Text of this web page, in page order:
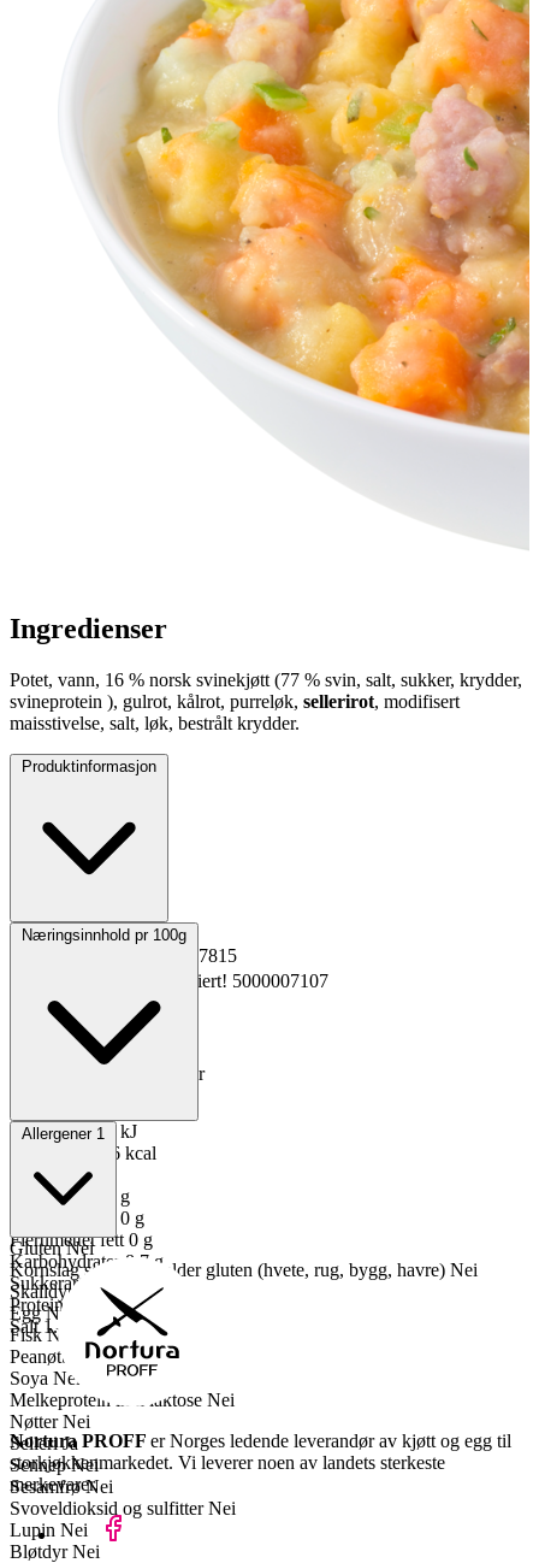
Ingredienser
Potet, vann, 16 % norsk svinekjøtt (77 % svin, salt, sukker, krydder,
svineprotein ), gulrot, kålrot, purreløk, sellerirot, modifisert
maisstivelse, salt, løk, bestrålt krydder.
Produktinformasjon
Opprinnelsesland Norge
5397815
Kopiert! 5000007107
GTIN
Kopiert!
Vekt pakning
2x2,5 kg
Oppbevaring 0 til 4°C
40 dager
Næringsinnhold pr 100g
Energi kJ 275 kJ
66 kcal
Fett 1.1 g
Mettet fett
0.2 g
0 g
Flerumettet fett 0 g
Karbohydrater 8.7 g
Sukkerarter
Proteiner
4.4 g
Salt 1.3 g
Allergener 1
Gluten Nei
Kornslag som inneholder gluten (hvete, rug, bygg, havre) Nei
Skalldyr
Nei
Egg Nei
Fisk Nei
Peanøtter
Nei
Soya Nei
Melkeprotein inkl laktose Nei
Nøtter Nei
Selleri Ja
Sennep Nei
Sesamfrø Nei
Svoveldioksid og sulfitter Nei
Lupin Nei
Bløtdyr Nei
Nortura PROFF er Norges ledende leverandør av kjøtt og egg til
storkjøkkenmarkedet. Vi leverer noen av landets sterkeste
merkevarer.